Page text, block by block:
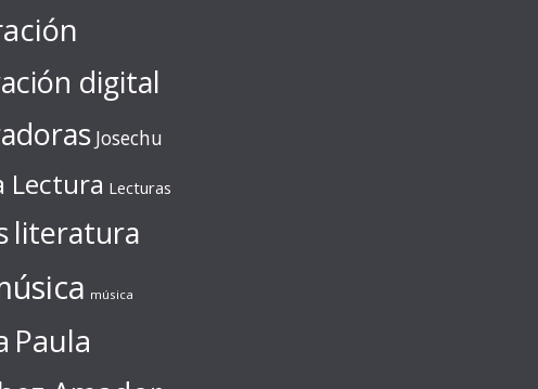
digital
Josechu
Lectura Lecturas
literatura
música
Paula